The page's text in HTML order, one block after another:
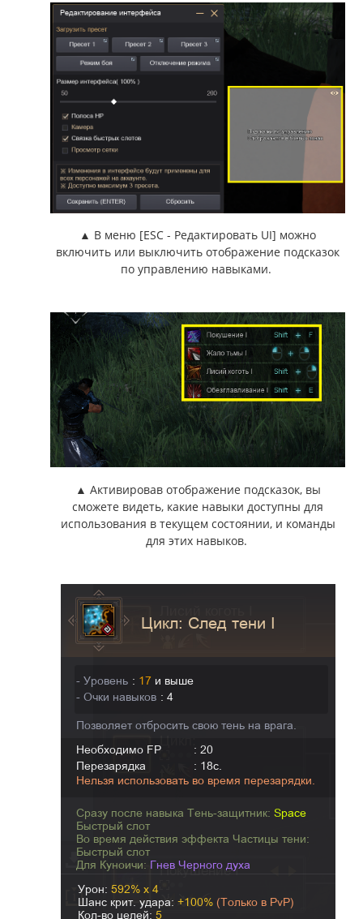
▲ В меню [ESC - Редактировать UI] можно
включить или выключить отображение подсказок
по управлению навыками.
▲ Активировав отображение подсказок, вы
сможете видеть, какие навыки доступны для
использования в текущем состоянии, и команды
для этих навыков.